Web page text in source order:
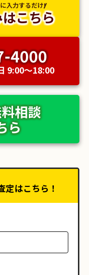
入力するだけ!
こちら
4000
9:00〜18:00
相談
ら
定はこちら！